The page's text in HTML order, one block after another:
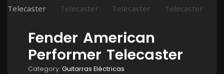
Fender American
Performer Telecaster
Category: Guitarras Eléctricas